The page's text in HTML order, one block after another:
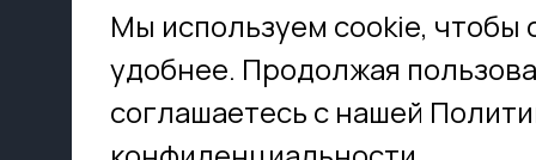
Каталог Конструктор
Блог
Помощь
Контакты
Пункты выдачи
Оплата
Установка
Гид по кладбищам
8
Мы используем cookie, чтобы
удобнее. Продолжая
соглашаетесь с нашей